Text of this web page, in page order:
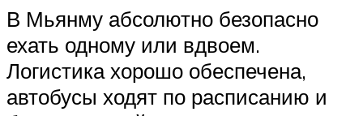
В Мьянму абсолютно безопасно
ехать одному или вдвоем.
Логистика хорошо обеспечена,
автобусы ходят по расписанию и